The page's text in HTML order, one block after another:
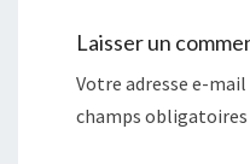
Laisser un
Votre adresse e-
champs obligatoires